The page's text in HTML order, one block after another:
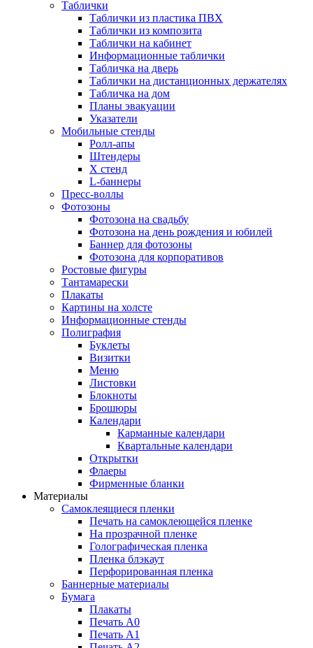
Таблички
Таблички из пластика ПВХ
Таблички из композита
Таблички на кабинет
Информационные таблички
Табличка на дверь
Таблички на дистанционных держателях
Табличка на дом
Планы эвакуации
Указатели
Мобильные стенды
Ролл-апы
Штендеры
Х стенд
L-баннеры
Пресс-воллы
Фотозоны
Фотозона на свадьбу
Фотозона на день рождения и юбилей
Баннер для фотозоны
Фотозона для корпоративов
Ростовые фигуры
Тантамарески
Плакаты
Картины на холсте
Информационные стенды
Полиграфия
Буклеты
Визитки
Меню
Листовки
Блокноты
Брошюры
Календари
Карманные календари
Квартальные календари
Открытки
Флаеры
Фирменные бланки
Материалы
Самоклеящиеся пленки
Печать на самоклеющейся пленке
На прозрачной пленке
Голографическая пленка
Пленка блэкаут
Перфорированная пленка
Баннерные материалы
Бумага
Плакаты
Печать А0
Печать А1